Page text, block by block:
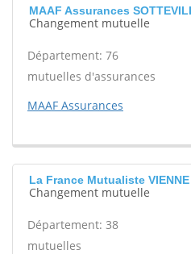
MAAF Assurances
Changement mutuelle
Département: 76
mutuelles d'assurances
MAAF Assurances
La France Mutualiste VIENNE
Changement mutuelle
Département: 38
mutuelles